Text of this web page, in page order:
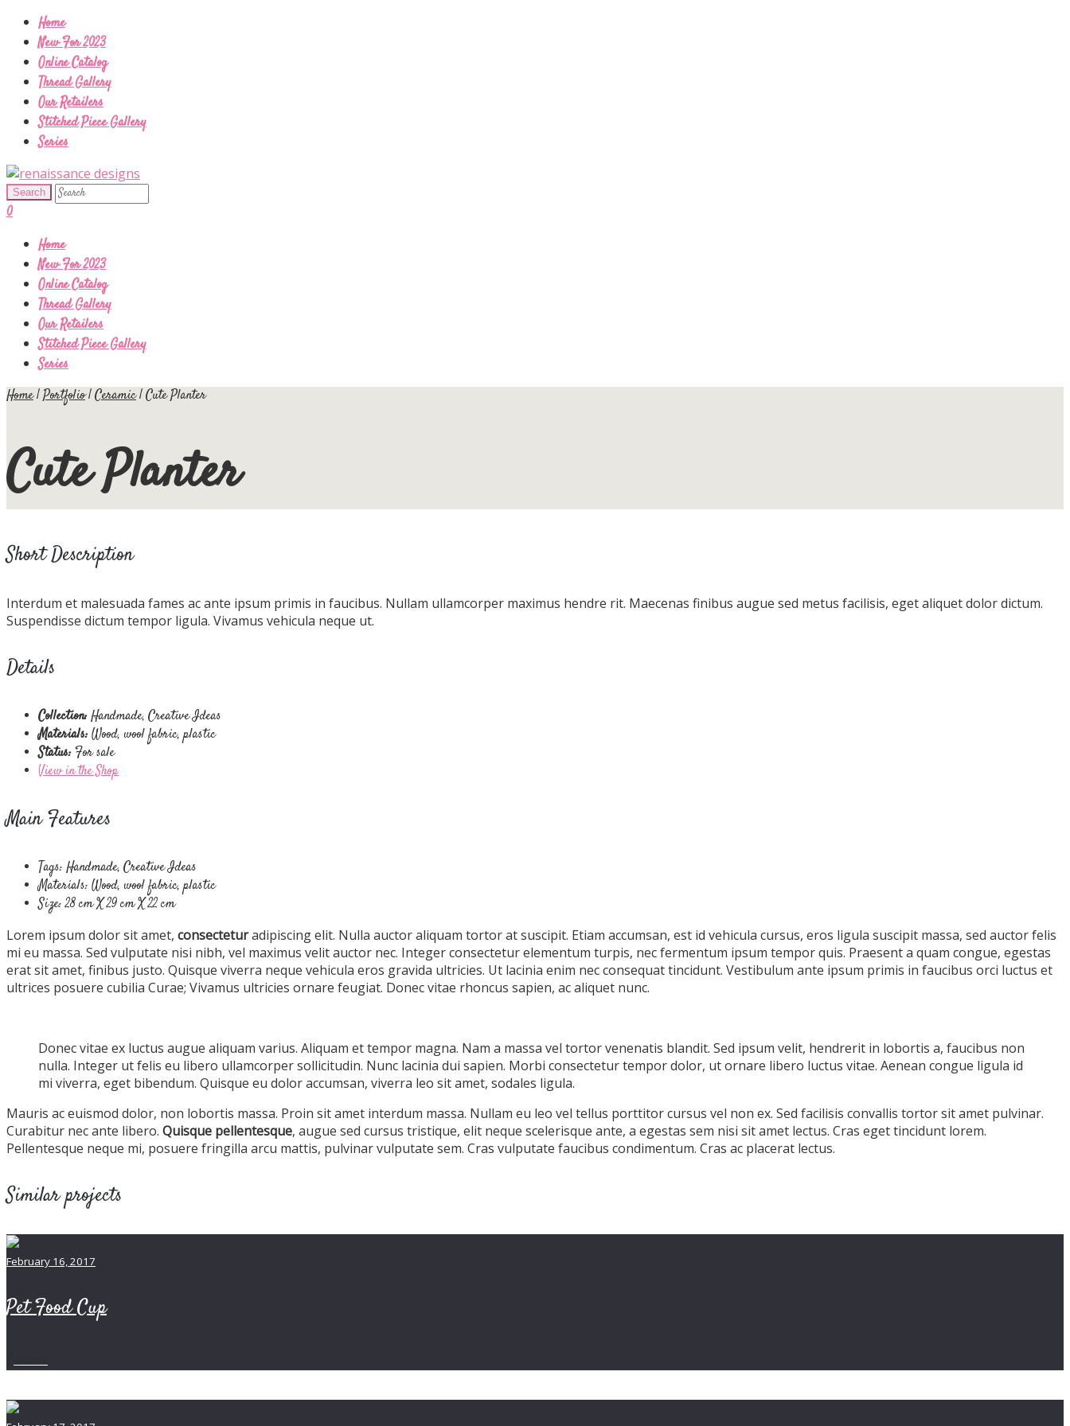
Home
New For 2023
Online Catalog
Thread Gallery
Our Retailers
Stitched Piece Gallery
Series
0
Home
New For 2023
Online Catalog
Thread Gallery
Our Retailers
Stitched Piece Gallery
Series
Home|Portfolio|Ceramic|Cute Planter
Cute Planter
Short Description
Interdum et malesuada fames ac ante ipsum primis in faucibus. Nullam ullamcorper maximus hendre rit. Maecenas finibus augue sed metus facilisis, eget aliquet dolor dictum.
Suspendisse dictum tempor ligula. Vivamus vehicula neque ut.
Details
Collection: Handmade, Creative Ideas
Materials: Wood, wool fabric, plastic
Status: For sale
View in the Shop
Main Features
Tags: Handmade, Creative Ideas
Materials: Wood, wool fabric, plastic
Size: 28 cm X 29 cm X 22 cm
Lorem ipsum dolor sit amet, consecteturadipiscing elit. Nulla auctor aliquam tortor at suscipit. Etiam accumsan, est id vehicula cursus, eros ligula suscipit massa, sed auctor felis
mi eu massa. Sed vulputate nisi nibh, vel maximus velit auctor nec. Integer consectetur elementum turpis, nec fermentum ipsum tempor quis. Praesent a quam congue, egestas
erat sit amet, finibus justo. Quisque viverra neque vehicula eros gravida ultricies. Ut lacinia enim nec consequat tincidunt. Vestibulum ante ipsum primis in faucibus orci luctus et
ultrices posuere cubilia Curae; Vivamus ultricies ornare feugiat. Donec vitae rhoncus sapien, ac aliquet nunc.
Donec vitae ex luctus augue aliquam varius. Aliquam et tempor magna. Nam a massa vel tortor venenatis blandit. Sed ipsum velit, hendrerit in lobortis a, faucibus non
nulla. Integer ut felis eu libero ullamcorper sollicitudin. Nunc lacinia dui sapien. Morbi consectetur tempor dolor, ut ornare libero luctus vitae. Aenean congue ligula id
mi viverra, eget bibendum. Quisque eu dolor accumsan, viverra leo sit amet, sodales ligula.
Mauris ac euismod dolor, non lobortis massa. Proin sit amet interdum massa. Nullam eu leo vel tellus porttitor cursus vel non ex. Sed facilisis convallis tortor sit amet pulvinar.
Curabitur nec ante libero. Quisque pellentesque, augue sed cursus tristique, elit neque scelerisque ante, a egestas sem nisi sit amet lectus. Cras eget tincidunt lorem.
Pellentesque neque mi, posuere fringilla arcu mattis, pulvinar vulputate sem. Cras vulputate faucibus condimentum. Cras ac placerat lectus.
Similar projects
February 16, 2017
Pet Food Cup
Ceramic